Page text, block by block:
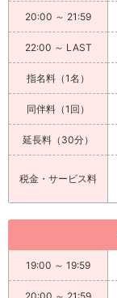
20:00 ～ 21:59
22:00 ～ LAST
指名料（1名）
同伴料（1回）
延長料（30分）
税金・サービス料
19:00 ～ 19:59